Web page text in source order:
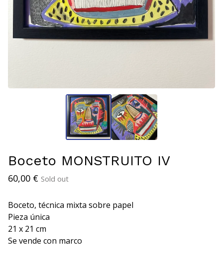
Boceto MONSTRUITO IV
60,00 € Sold out
Boceto, técnica mixta sobre papel
Pieza única
21 x 21 cm
Se vende con marco